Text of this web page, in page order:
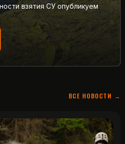
взятия СУ опубликуем
ВСЕ НОВОСТИ →